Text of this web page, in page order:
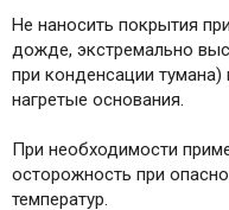
Не наносить покрытия
дожде, экстремально
при конденсации
нагретые основания.
При необходимости
осторожность при
температур.